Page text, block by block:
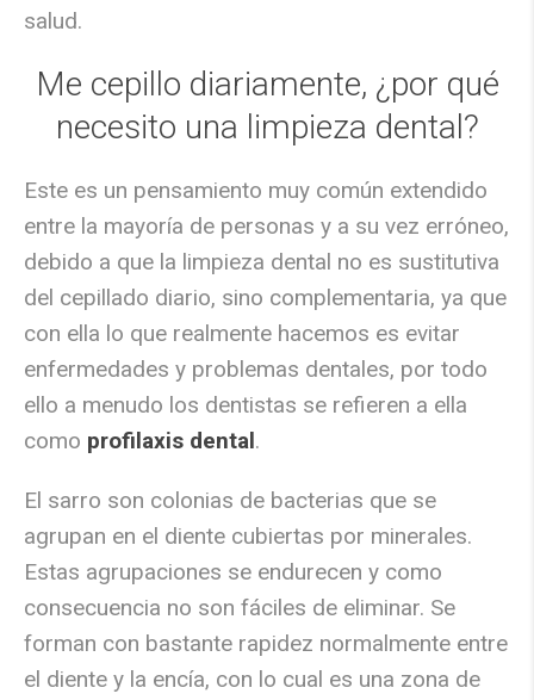
salud.
Me cepillo diariamente, ¿por qué
necesito una limpieza dental?
Este es un pensamiento muy común extendido
entre la mayoría de personas y a su vez erróneo,
debido a que la limpieza dental no es sustitutiva
del cepillado diario, sino complementaria, ya que
con ella lo que realmente hacemos es evitar
enfermedades y problemas dentales, por todo
ello a menudo los dentistas se refieren a ella
como profilaxis dental.
El sarro son colonias de bacterias que se
agrupan en el diente cubiertas por minerales.
Estas agrupaciones se endurecen y como
consecuencia no son fáciles de eliminar. Se
forman con bastante rapidez normalmente entre
el diente y la encía, con lo cual es una zona de